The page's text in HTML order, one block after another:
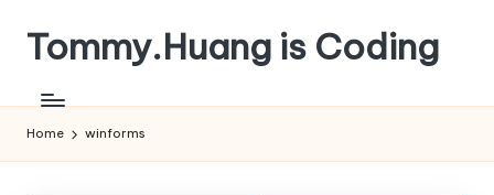
content
Tommy.Huang is Coding
Home winforms